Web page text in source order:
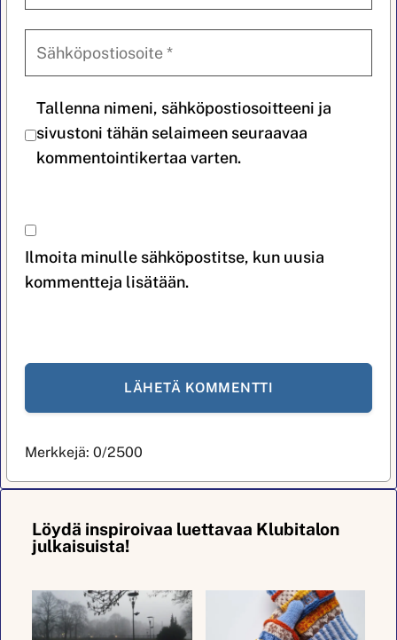
Tallenna nimeni, sähköpostiosoitteeni ja
sivustoni tähän selaimeen seuraavaa
kommentointikertaa varten.
Ilmoita minulle sähköpostitse, kun uusia
kommentteja lisätään.
Merkkejä:0/2500
Löydä inspiroivaa luettavaa Klubitalon
julkaisuista!